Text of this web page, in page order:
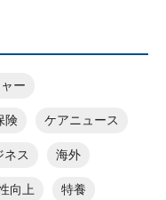
ー
険 ケアニュース
ネス 海外
向上 特養